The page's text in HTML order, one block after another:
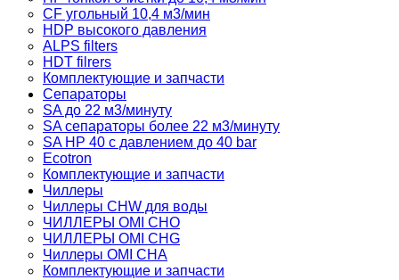
CF угольный 10,4 м3/мин
HDP высокого давления
ALPS filters
HDT filrers
Комплектующие и запчасти
Сепараторы
SA до 22 м3/минуту
SA сепараторы более 22 м3/минуту
SA HP 40 с давлением до 40 bar
Ecotron
Комплектующие и запчасти
Чиллеры
Чиллеры CHW для воды
ЧИЛЛЕРЫ OMI CHO
ЧИЛЛЕРЫ OMI CHG
Чиллеры OMI CHA
Комплектующие и запчасти